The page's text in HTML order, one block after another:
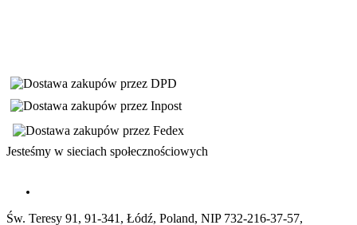
Jesteśmy w sieciach społecznościowych
Św. Teresy 91, 91-341, Łódź, Poland, NIP 732-216-37-57,